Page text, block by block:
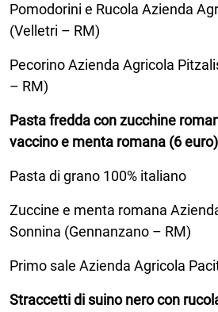
Pomodorini e Rucola Azienda
(Velletri – RM)
Pecorino Azienda Agricola
– RM)
Pasta fredda con zucchine
vaccino e menta romana (6 euro)
Pasta di grano 100% italiano
Zuccine e menta romana
Sonnina (Gennanzano – RM)
Primo sale Azienda Agricola
Straccetti di suino nero con